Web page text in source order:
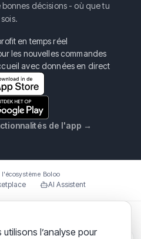
décisions - où que tu
sois.
en temps réel
les nouvelles commandes
avec données en direct
de l'app →
Boloo
AI Assistent
Apeldoornl’analyse pour